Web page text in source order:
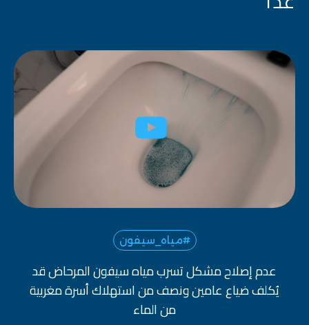
#مياه_سيفون
عدم إصلاح مشكل تسرب مياه سيفون المرحاض قد
يُكلف ضياع عامين ونصف من استهلاك أسرة مغربية
من الماء